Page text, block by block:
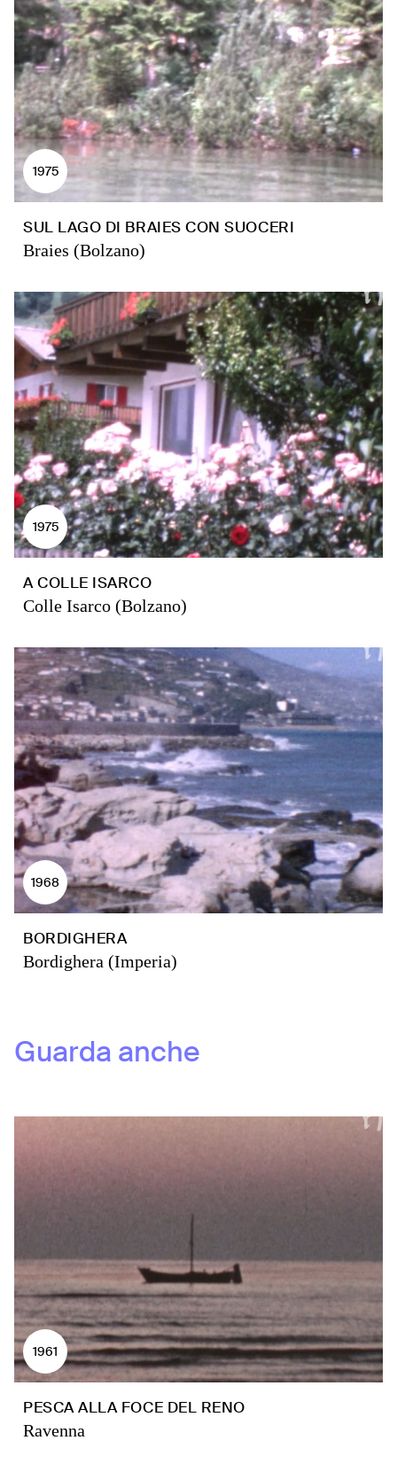
1975
SUL LAGO DI BRAIES CON SUOCERI
Braies (Bolzano)
1975
A COLLE ISARCO
Colle Isarco (Bolzano)
1968
BORDIGHERA
Bordighera (Imperia)
Guarda anche
1961
PESCA ALLA FOCE DEL RENO
Ravenna